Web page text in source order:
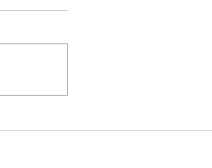
Subventions aux clubs